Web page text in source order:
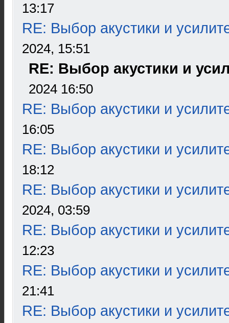
13:17
RE: Выбор акустики и
2024, 15:51
RE: Выбор акустики и
2024 16:50
RE: Выбор акустики и
16:05
RE: Выбор акустики и
18:12
RE: Выбор акустики и
2024, 03:59
RE: Выбор акустики и
12:23
RE: Выбор акустики и
21:41
RE: Выбор акустики и